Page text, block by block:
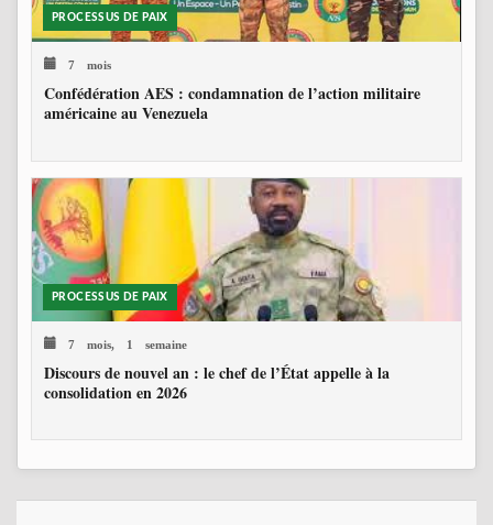
PROCESSUS DE PAIX
7 mois
Confédération AES : condamnation de l’action militaire
américaine au Venezuela
PROCESSUS DE PAIX
7 mois, 1 semaine
Discours de nouvel an : le chef de l’État appelle à la
consolidation en 2026